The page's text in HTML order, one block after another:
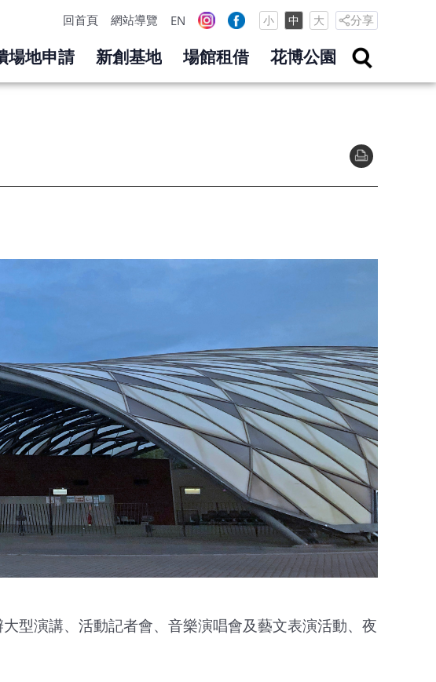
回首頁 網站導覽 EN 小 中 大 分享
場地申請 新創基地 場館租借 花博公園
型演講、活動記者會、音樂演唱會及藝文表演活動、夜